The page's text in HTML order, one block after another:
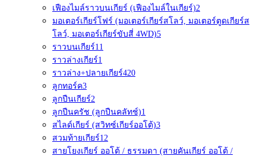
เฟืองไมล์ราวบนเกียร์ (เฟืองไมล์ในเกียร์)2
มอเตอร์เกียร์โฟร์ (มอเตอร์เกียร์สโลว์, มอเตอร์ตูดเกียร์ส
โลว์, มอเตอร์เกียร์ขับสี่ 4WD)5
ราวบนเกียร์11
ราวล่างเกียร์1
ราวล่าง+ปลายเกียร์420
ลูกทอร์ค3
ลูกปืนเกียร์2
ลูกปืนครัช (ลูกปืนคลัทช์)1
สไลด์เกียร์ (สวิทซ์เกียร์ออโต้)3
สวมท้ายเกียร์12
สายโยงเกียร์ ออโต้ / ธรรมดา (สายคันเกียร์ ออโต้ /